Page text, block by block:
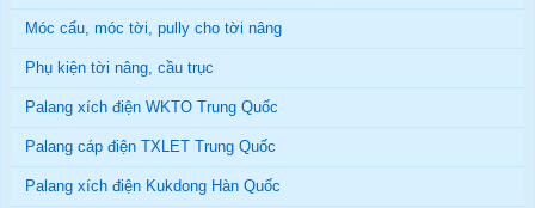
Móc cẩu, móc tời, pully cho tời nâng
Phụ kiện tời nâng, cầu trục
Palang xích điện WKTO Trung Quốc
Palang cáp điện TXLET Trung Quốc
Palang xích điện Kukdong Hàn Quốc